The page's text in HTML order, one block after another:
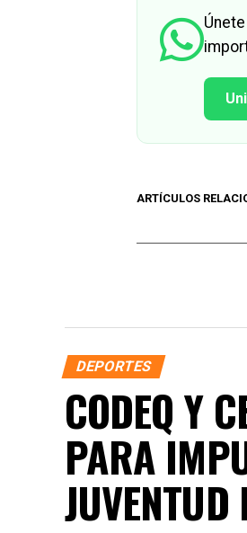
ARTÍCULOS
DEPORTES
CODEQ Y
PARA
JUVENTUD